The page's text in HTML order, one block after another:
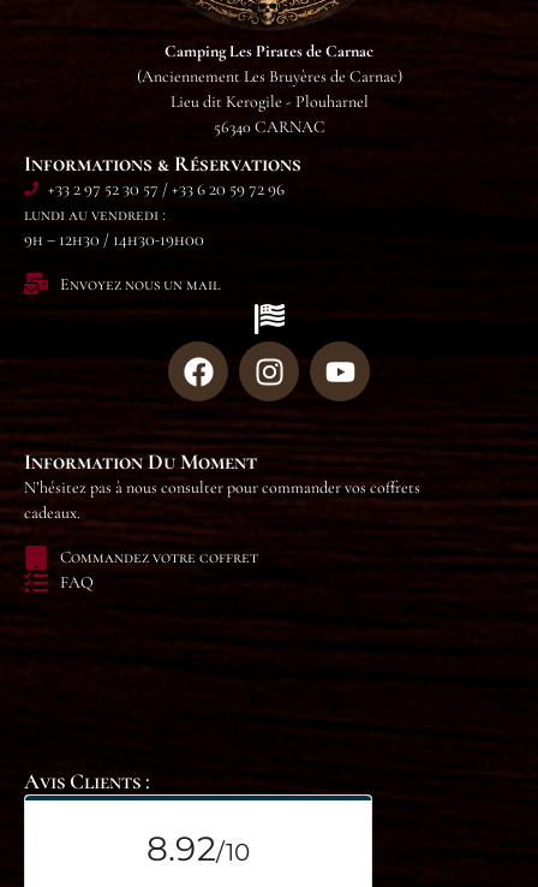
Camping Les Pirates de Carnac
(Anciennement Les Bruyères de Carnac)
Lieu dit Kerogile - Plouharnel
56340 CARNAC
Informations & Réservations
+33 2 97 52 30 57 / +33 6 20 59 72 96
lundi au vendredi :
9h – 12h30 / 14h30-19h00
Envoyez nous un mail
Information Du Moment
N’hésitez pas à nous consulter pour commander vos coffrets
cadeaux.
Commandez votre coffret
FAQ
Avis Clients :